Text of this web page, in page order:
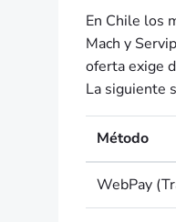
En Chile los
Mach y
oferta exige
La siguiente
Método
WebPay